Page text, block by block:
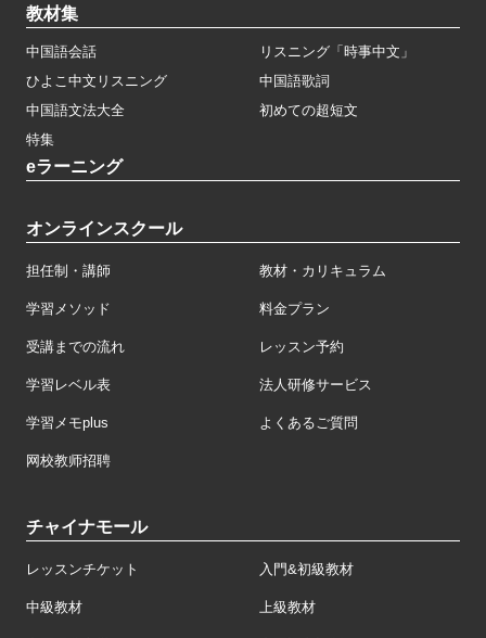
教材集
中国語会話
リスニング「時事中文」
ひよこ中文リスニング
中国語歌詞
中国語文法大全
初めての超短文
特集
eラーニング
オンラインスクール
担任制・講師 教材・カリキュラム
学習メソッド 料金プラン
受講までの流れ レッスン予約
学習レベル表 法人研修サービス
学習メモplus よくあるご質問
网校教师招聘
チャイナモール
レッスンチケット 入門&初級教材
中級教材 上級教材